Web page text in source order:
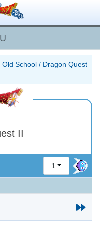
School / Dragon Quest
II
1